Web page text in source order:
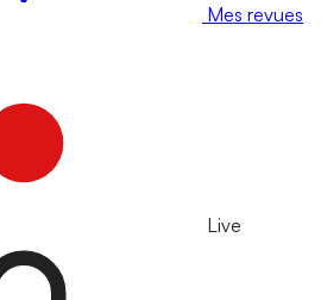
Mes revues
Live